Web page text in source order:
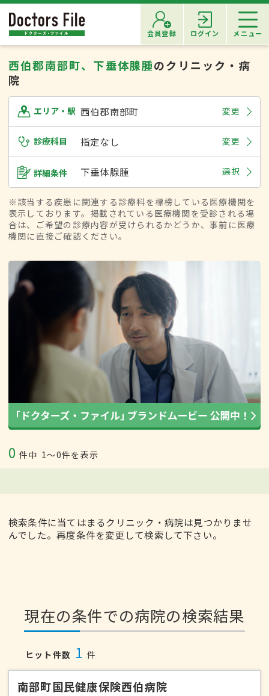
会員登録 ログイン メニュー
西伯郡南部町、下垂体腺腫のクリニック・病
院
エリア・駅 西伯郡南部町 変更
診療科目 指定なし 変更
詳細条件 下垂体腺腫 選択
※該当する疾患に関連する診療科を標榜している医療機関を
表示しております。掲載されている医療機関を受診される場
合は、ご希望の診療内容が受けられるかどうか、事前に医療
機関に直接ご確認ください。
0 件中 1〜0件を表示
検索条件に当てはまるクリニック・病院は見つかりませ
んでした。再度条件を変更して検索して下さい。
現在の条件での病院の検索結果
ヒット件数 1 件
南部町国民健康保険西伯病院